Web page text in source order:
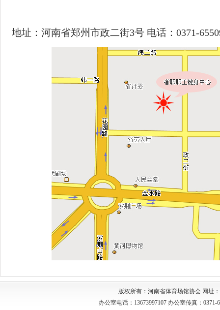
地址：河南省郑州市政二街3号 电话：0371-
版权所有：河南省体育场馆协会 网址：
办公室电话：13673997107 办公室传真：